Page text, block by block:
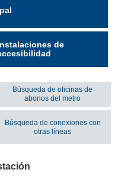
de
Búsqueda de oficinas de
abonos del metro
Búsqueda de conexiones con
otras líneas